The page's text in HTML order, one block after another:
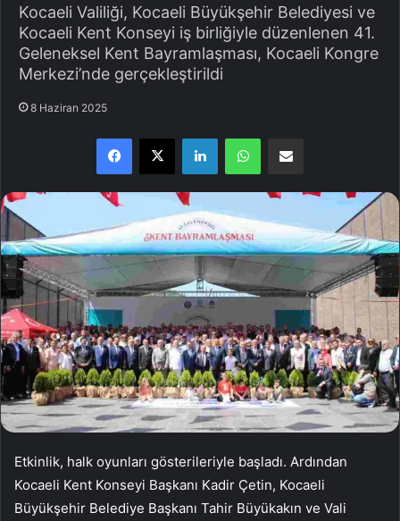
Kocaeli Valiliği, Kocaeli Büyükşehir Belediyesi ve
Kocaeli Kent Konseyi iş birliğiyle düzenlenen 41.
Geleneksel Kent Bayramlaşması, Kocaeli Kongre
Merkezi’nde gerçekleştirildi
8 Haziran 2025
Etkinlik, halk oyunları gösterileriyle başladı. Ardından
Kocaeli Kent Konseyi Başkanı Kadir Çetin, Kocaeli
Büyükşehir Belediye Başkanı Tahir Büyükakın ve Vali